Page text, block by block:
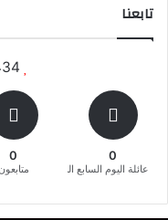
تابعنا
0
عائلة اليوم السابع المغربية
0